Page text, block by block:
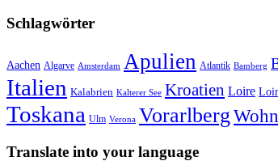
Schlagwörter
Aachen Algarve Amsterdam Apulien Atlantik Bamberg
Italien Kalabrien Kalterer See Kroatien Loire
Toskana Ulm Verona Vorarlberg
Translate into your language